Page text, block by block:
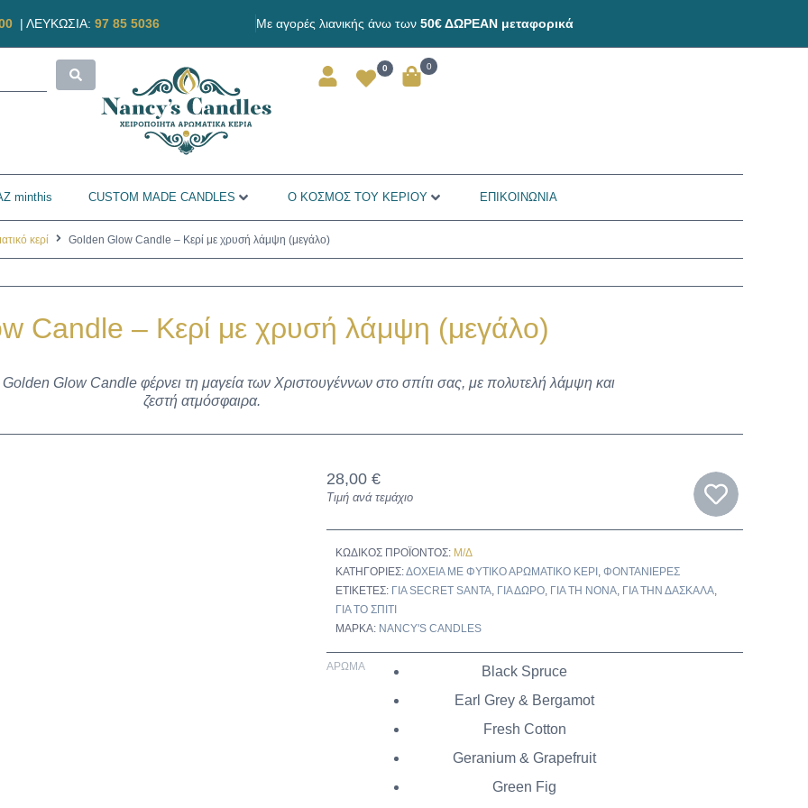
| ΛΕΥΚΩΣΙΑ: 97 85 5036 Με αγορές λιανικής άνω των 50€ ΔΩΡΕΑΝ μεταφορικά
0 0
minthis CUSTOM MADE CANDLES Ο ΚΟΣΜΟΣ ΤΟΥ ΚΕΡΙΟΥ ΕΠΙΚΟΙΝΩΝΙΑ
κερί Golden Glow Candle – Κερί με χρυσή λάμψη (μεγάλο)
Candle – Κερί με χρυσή λάμψη (μεγάλο)
Glow Candle φέρνει τη μαγεία των Χριστουγέννων στο σπίτι σας, με πολυτελή λάμψη και
ζεστή ατμόσφαιρα.
28,00 €
Τιμή ανά τεμάχιο
ΚΩΔΙΚΌΣ ΠΡΟΪΌΝΤΟΣ: Μ/Δ
ΚΑΤΗΓΟΡΊΕΣ:ΔΟΧΕΊΑ ΜΕ ΦΥΤΙΚΌ ΑΡΩΜΑΤΙΚΌ ΚΕΡΊ , ΦΟΝΤΑΝΙΈΡΕΣ
ΕΤΙΚΈΤΕΣ: ΓΙΑ SECRET SANTA, ΓΙΑ ΔΏΡΟ, ΓΙΑ ΤΗ ΝΟΝΆ, ΓΙΑ ΤΗΝ ΔΑΣΚΆΛΑ,
ΓΙΑ ΤΟ ΣΠΊΤΙ
ΜΆΡΚΑ: NANCY'S CANDLES
ΆΡΩΜΑ
Black Spruce
Earl Grey & Bergamot
Fresh Cotton
Geranium & Grapefruit
Green Fig